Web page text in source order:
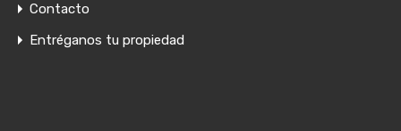
Contacto
Entréganos tu propiedad